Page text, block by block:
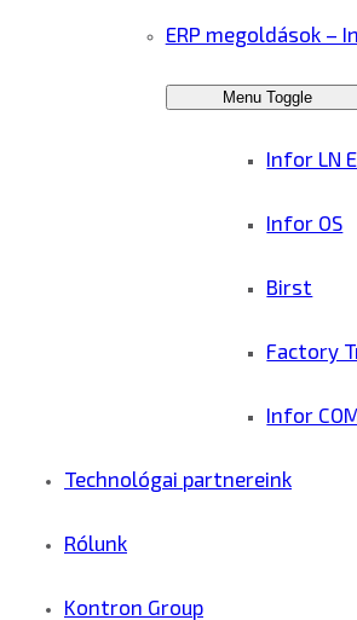
ERP megoldások –
Menu Toggle
Infor LN
Infor OS
Birst
Factory
Infor
Technológai partnereink
Rólunk
Kontron Group